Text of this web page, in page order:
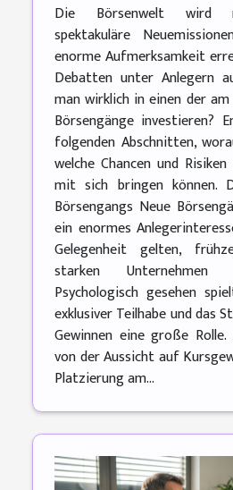
Die Börsenwelt wird
spektakuläre
enorme Aufmerksamkeit
Debatten unter Anlegern
man wirklich in einen der
Börsengänge investieren?
folgenden Abschnitten,
welche Chancen und
mit sich bringen können.
Börsengangs Neue
ein enormes
Gelegenheit gelten,
starken Unternehmen
Psychologisch gesehen
exklusiver Teilhabe und das
Gewinnen eine große
von der Aussicht auf
Platzierung am...